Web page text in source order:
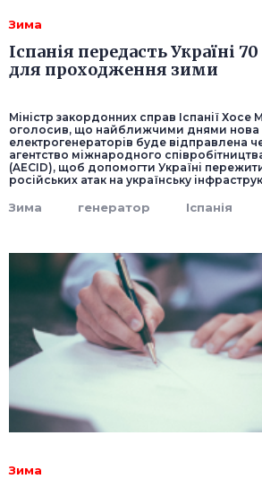
Зима
Іспанія передасть Україні
для проходження зими
Міністр закордонних справ Іспанії Хосе
оголосив, що найближчими днями нова
електрогенераторів буде відправлена
агентство міжнародного
(AECID), щоб допомогти Україні
російських атак на українську
Зима генератор Іспанія
Зима